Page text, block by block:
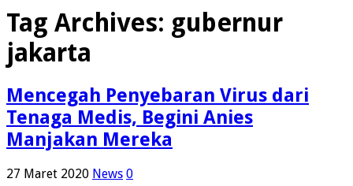
Tag Archives: gubernur
jakarta
Mencegah Penyebaran Virus dari
Tenaga Medis, Begini Anies
Manjakan Mereka
27 Maret 2020 News 0